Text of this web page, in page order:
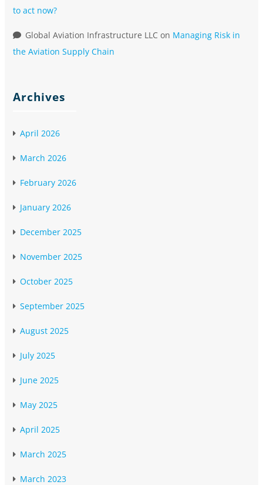
to act now?
Global Aviation Infrastructure LLC on Managing Risk in
the Aviation Supply Chain
Archives
April 2026
March 2026
February 2026
January 2026
December 2025
November 2025
October 2025
September 2025
August 2025
July 2025
June 2025
May 2025
April 2025
March 2025
March 2023